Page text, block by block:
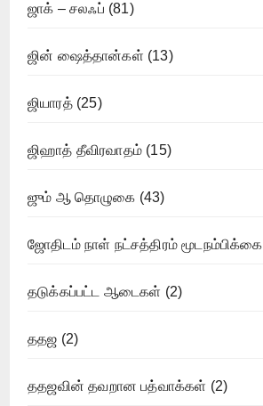
ஜாக் – சலஃப் (81)
ஜின் ஷைத்தான்கள் (13)
ஜியாரத்(25)
ஜிஹாத் தீவிரவாதம் (15)
ஜும் ஆ தொழுகை (43)
ஜோதிடம் நாள் நட்சத்திரம் மூடநம்பிக்கை
தடுக்கப்பட்ட ஆடைகள் (2)
ததஜ (2)
ததஜவின் தவறான பத்வாக்கள் (2)